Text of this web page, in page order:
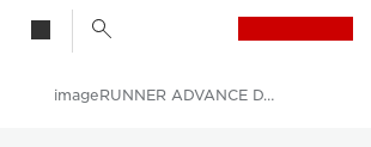
imageRUNNER ADVANCE DX C7700 – Specifikationer